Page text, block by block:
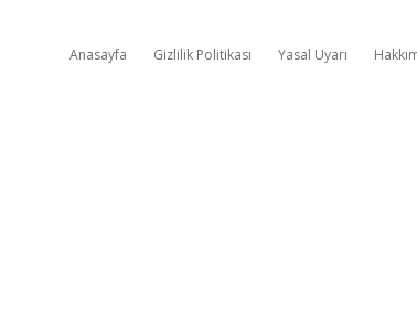
Anasayfa Gizlilik Politikası Yasal Uyarı